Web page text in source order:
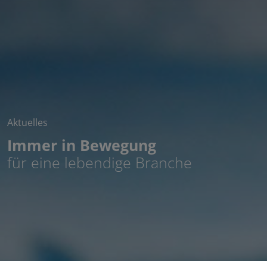
Aktuelles
Immer in Bewegung
für eine lebendige Branche